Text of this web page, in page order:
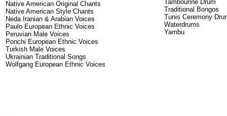
Native American Original Chants
Native American Style Chants
Neda Iranian & Arabian Voices
Paulo European Ethnic Voices
Peruvian Male Voices
Ponchi European Ethnic Voices
Turkish Male Voices
Ukrainian Traditional Songs
Wolfgang European Ethnic Voices
Tambourine Drum
Traditional Bongos
Tunis Ceremony
Waterdrums
Yambu